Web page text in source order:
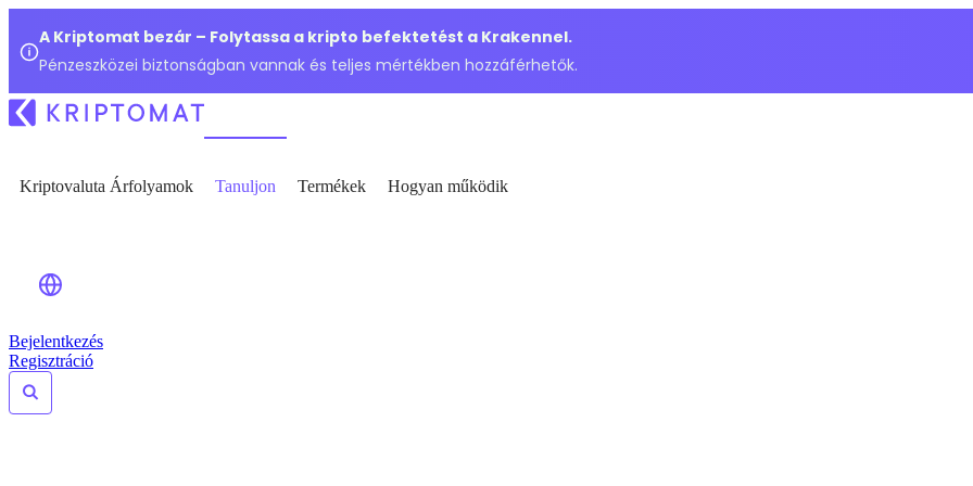
A Kriptomat bezár – Folytassa a kripto befektetést a Krakennel.
Pénzeszközei biztonságban vannak és teljes mértékben hozzáférhetők.
Kriptovaluta Árfolyamok Tanuljon Termékek Hogyan működik
Bejelentkezés
Regisztráció